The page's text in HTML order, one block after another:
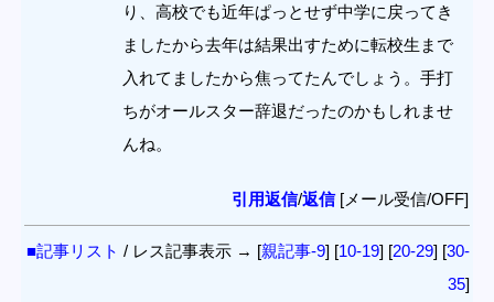
り、高校でも近年ぱっとせず中学に戻ってき
ましたから去年は結果出すために転校生まで
入れてましたから焦ってたんでしょう。手打
ちがオールスター辞退だったのかもしれませ
んね。
引用返信/返信[メール受信/OFF]
■記事リスト / レス記事表示 → [親記事-9] [10-19] [20-29] [30-
35]